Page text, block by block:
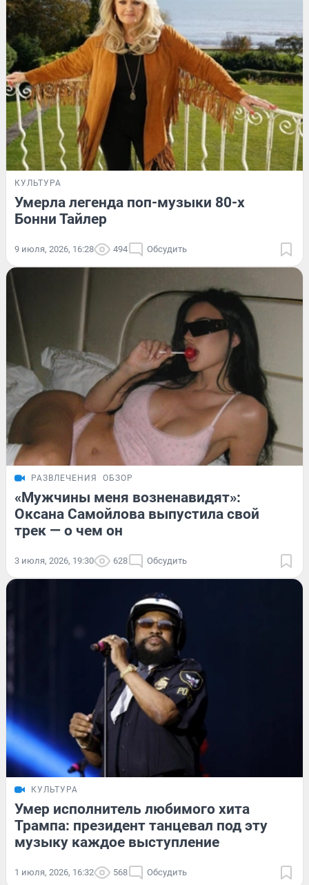
КУЛЬТУРА
Умерла легенда поп-музыки 80-х
Бонни Тайлер
9 июля, 2026, 16:28 494 Обсудить
РАЗВЛЕЧЕНИЯ ОБЗОР
«Мужчины меня возненавидят»:
Оксана Самойлова выпустила свой
трек — о чем он
3 июля, 2026, 19:30 628 Обсудить
КУЛЬТУРА
Умер исполнитель любимого хита
Трампа: президент танцевал под эту
музыку каждое выступление
1 июля, 2026, 16:32 568 Обсудить